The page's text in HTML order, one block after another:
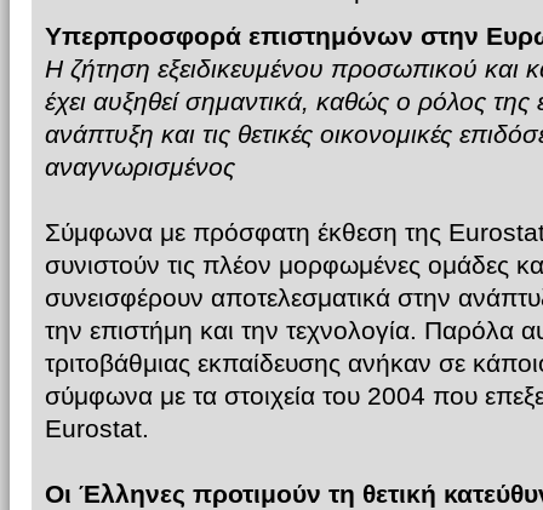
Υπερπροσφορά επιστημόνων στην
Η ζήτηση εξειδικευμένου προσωπικού και
έχει αυξηθεί σημαντικά, καθώς ο ρόλος
ανάπτυξη και τις θετικές οικονομικές
αναγνωρισμένος
Σύμφωνα με πρόσφατη έκθεση της Eurostat,
συνιστούν τις πλέον μορφωμένες ομάδες
συνεισφέρουν αποτελεσματικά στην
την επιστήμη και την τεχνολογία. Παρόλα
τριτοβάθμιας εκπαίδευσης ανήκαν σε
σύμφωνα με τα στοιχεία του 2004 που
Eurostat.
Οι Έλληνες προτιμούν τη θετική